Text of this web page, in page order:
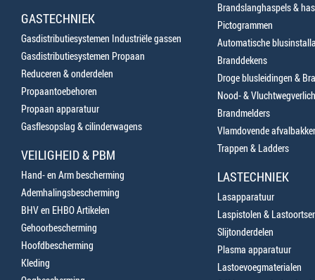
GASTECHNIEK
Gasdistributiesystemen Industriële gassen
Gasdistributiesystemen Propaan
Reduceren & onderdelen
Propaantoebehoren
Propaan apparatuur
Gasflesopslag & cilinderwagens
VEILIGHEID & PBM
Hand- en Arm bescherming
Ademhalingsbescherming
BHV en EHBO Artikelen
Gehoorbescherming
Hoofdbescherming
Kleding
Brandslanghaspels &
Pictogrammen
Automatische
Branddekens
Droge blusleidingen &
Nood- &
Brandmelders
Vlamdovende
Trappen & Ladders
LASTECHNIEK
Lasapparatuur
Laspistolen &
Slijtonderdelen
Plasma apparatuur
Lastoevoegmaterialen